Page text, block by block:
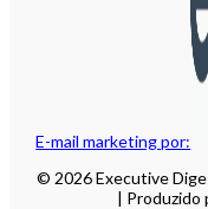
E-mail marketing por:
© 2026 Executive
| Produzido